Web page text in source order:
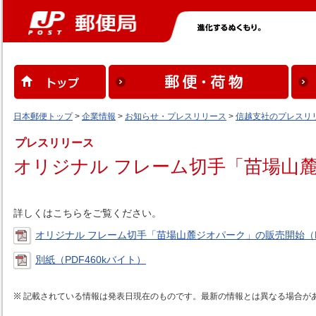
日本郵便トップ> 企業情報 > お知らせ・プレスリリース > 信越支社のプレスリ
プレスリリース
オリジナル フレーム切手「苗場山
詳しくはこちらをご覧ください。
オリジナル フレーム切手「苗場山麓ジオパーク」の販売開始
別紙（PDF460kバイト）
記載されている情報は発表日現在のものです。最新の情報とは異なる場合が